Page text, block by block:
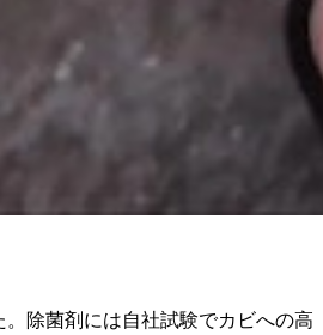
除菌剤には自社試験でカビへの高